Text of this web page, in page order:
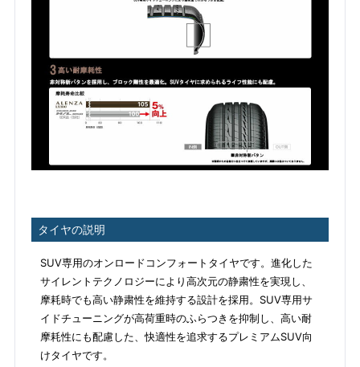
タイヤの説明
SUV専用のオンロードコンフォートタイヤです。進化した
サイレントテクノロジーにより高次元の静粛性を実現し、
摩耗時でも高い静粛性を維持する設計を採用。SUV専用サ
イドチューニングが高荷重時のふらつきを抑制し、高い耐
摩耗性にも配慮した、快適性を追求するプレミアムSUV向
けタイヤです。